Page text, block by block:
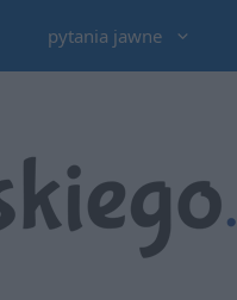
pytania jawne